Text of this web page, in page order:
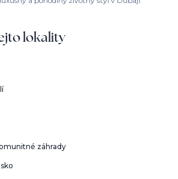
lokality
záhrady